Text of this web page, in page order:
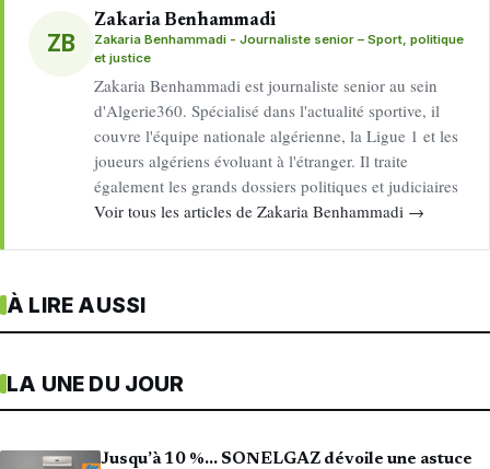
ZB
Zakaria Benhammadi
Zakaria Benhammadi - Journaliste senior – Sport, politique
et justice
Zakaria Benhammadi est journaliste senior au sein
d'Algerie360. Spécialisé dans l'actualité sportive, il
couvre l'équipe nationale algérienne, la Ligue 1 et les
joueurs algériens évoluant à l'étranger. Il traite
également les grands dossiers politiques et judiciaires
Voir tous les articles de Zakaria Benhammadi →
À LIRE AUSSI
LA UNE DU JOUR
Jusqu’à 10 %… SONELGAZ dévoile une astuce